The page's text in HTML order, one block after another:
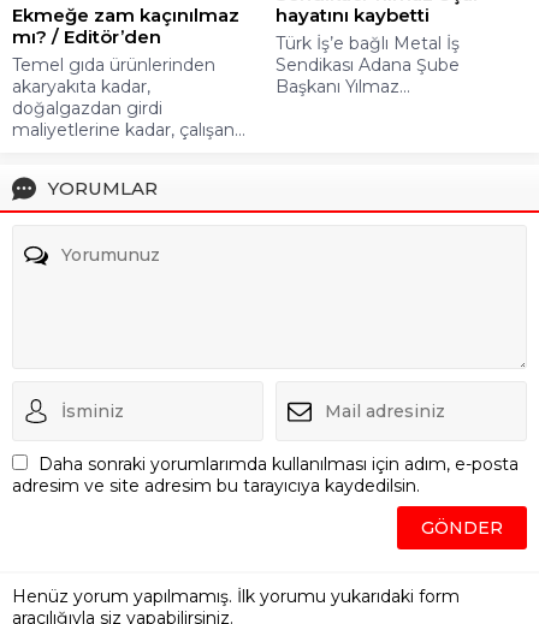
Ekmeğe zam kaçınılmaz
mı? / Editör’den
Temel gıda ürünlerinden
akaryakıta kadar,
doğalgazdan girdi
maliyetlerine kadar, çalışan...
hayatını kaybetti
Türk İş’e bağlı Metal İş
Sendikası Adana Şube
Başkanı Yılmaz...
YORUMLAR
Daha sonraki yorumlarımda kullanılması için adım, e-posta
adresim ve site adresim bu tarayıcıya kaydedilsin.
Henüz yorum yapılmamış. İlk yorumu yukarıdaki form
aracılığıyla siz yapabilirsiniz.